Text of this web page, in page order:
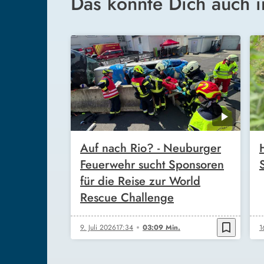
Auf nach Rio? - Neuburger
Feuerwehr sucht Sponsoren
für die Reise zur World
Rescue Challenge
9. Juli 202617:34 03:09 Min. bookmark_border